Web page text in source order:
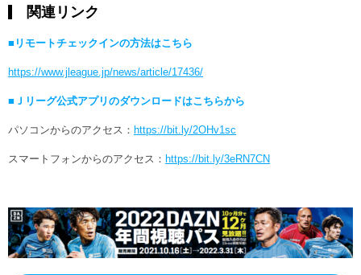
関連リンク
■リモートチェックインの方法はこちら
https://www.jleague.jp/news/article/17436/
■Ｊリーグ公式アプリのダウンロードはこちらから
パソコンからのアクセス： https://bit.ly/2OHv1sc
スマートフォンからのアクセス： https://bit.ly/3eRN7CN